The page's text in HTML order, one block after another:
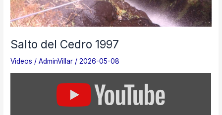
Salto del Cedro 1997
Videos /AdminVillar /2026-05-08